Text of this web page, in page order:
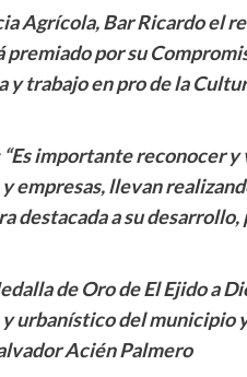
Agrícola, Bar Ricardo el
por su
trabajo en pro de la
importante reconocer
empresas, llevan
destacada a su
de Oro de El Ejido a
del municipio y
Acién Palmero